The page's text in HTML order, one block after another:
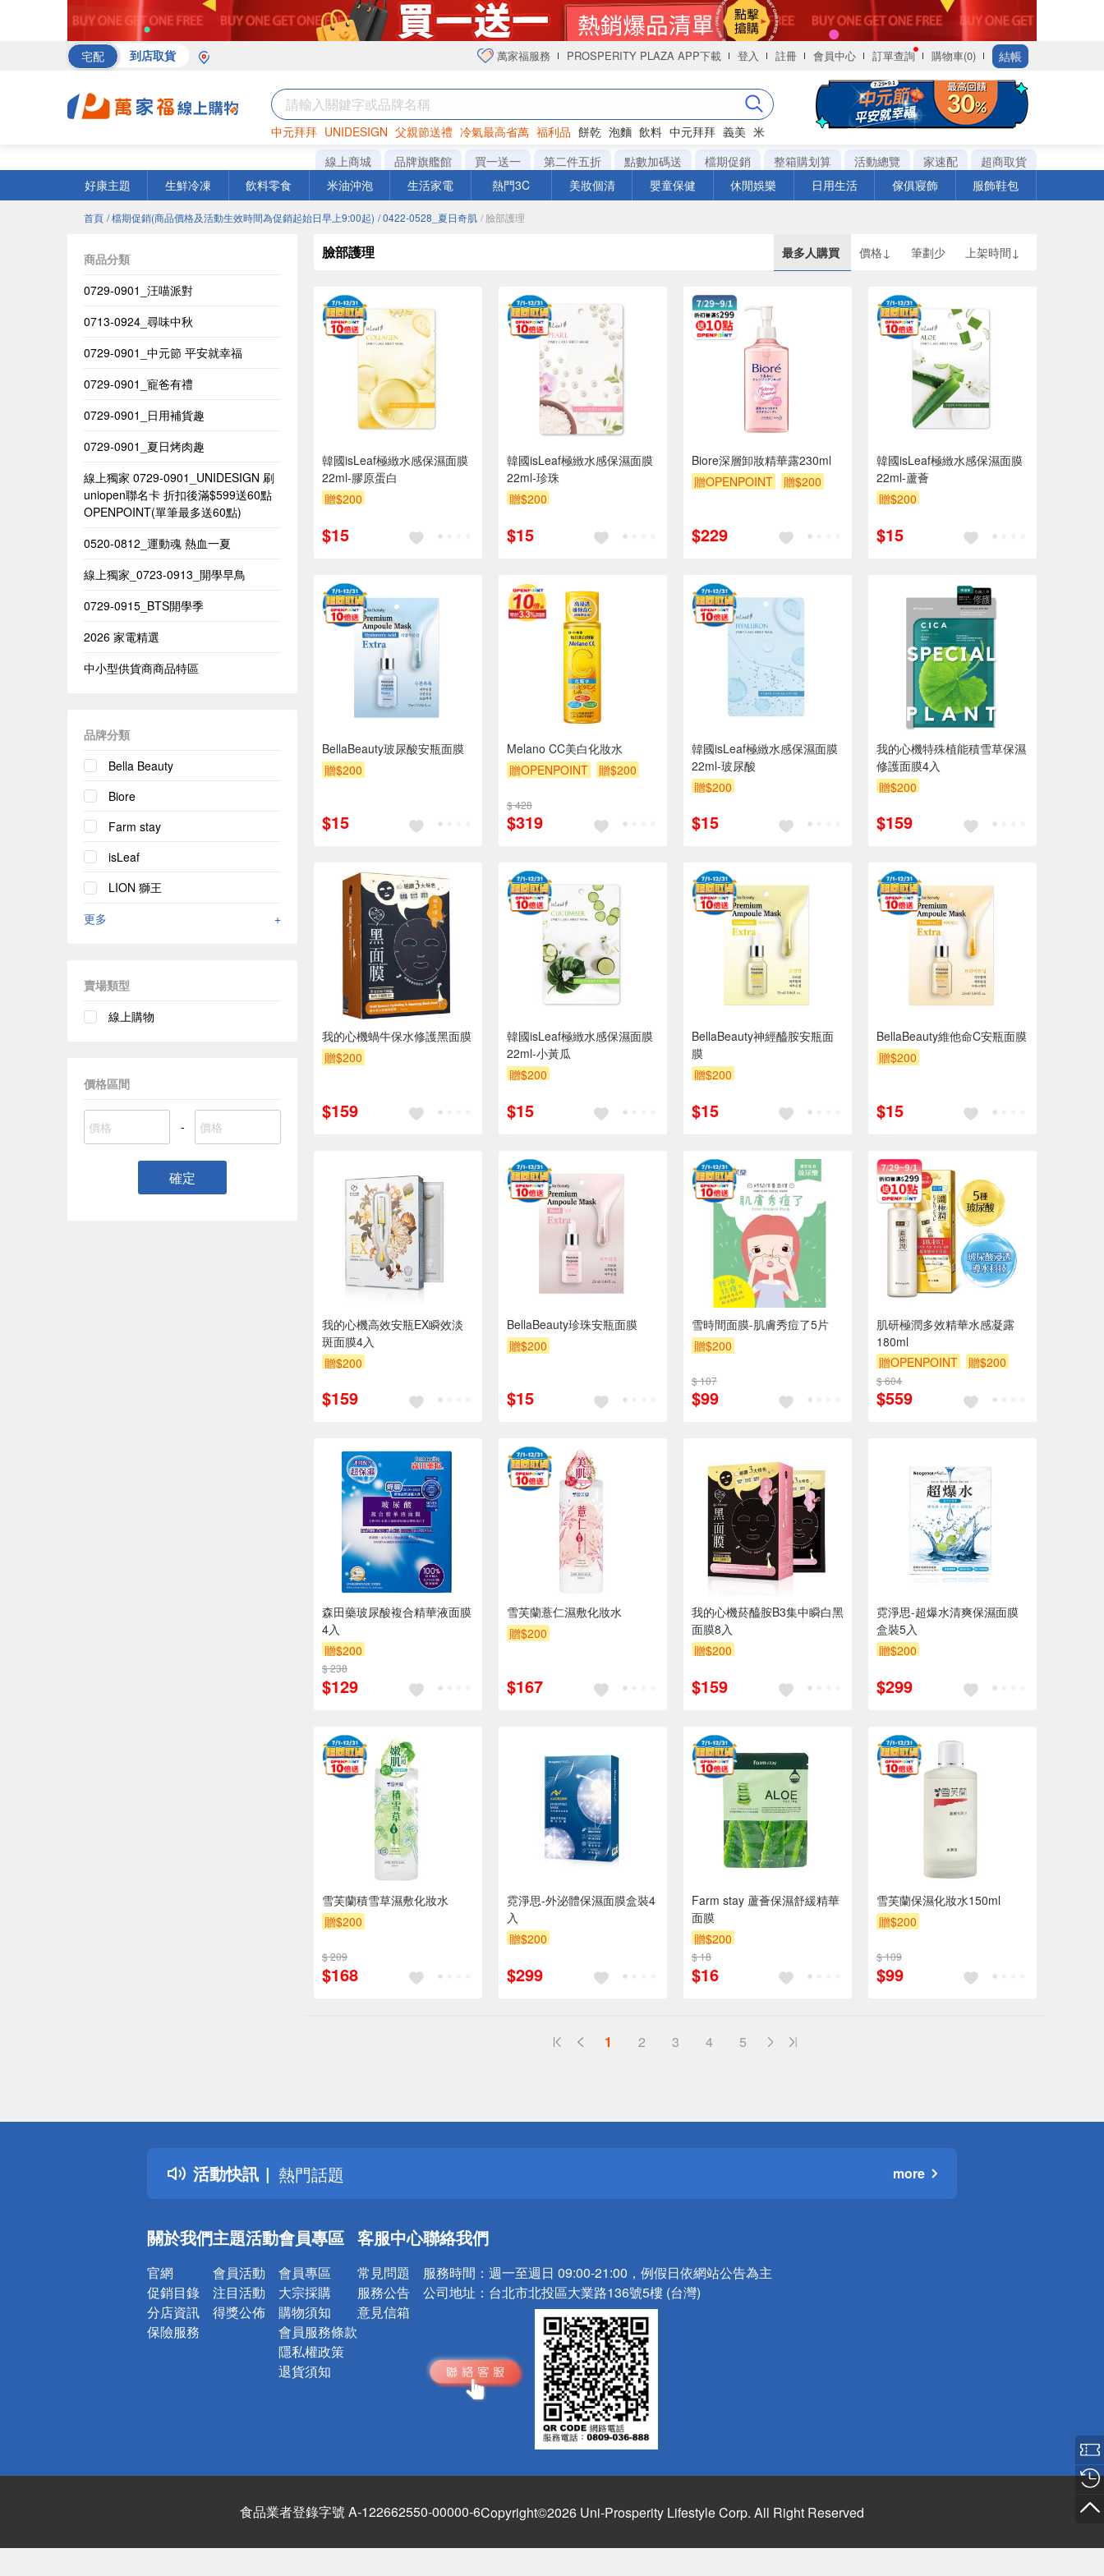
宅配 到店取貨 萬家福服務 PROSPERITY PLAZA APP下載 登入 註冊 會員中心 訂單查詢 購物車(0) 結帳
中元拜拜 UNIDESIGN 父親節送禮 冷氣最高省萬 福利品 餅乾 泡麵 飲料 中元拜拜 義美 米
巧克力 罐頭 衛生紙
線上商城 品牌旗艦館 買一送一 第二件五折 點數加碼送 檔期促銷 整箱購划算 活動總覽 家速配
超商取貨
好康主題
生鮮冷凍 飲料零食 米油沖泡 生活家電 熱門3C 美妝個清 嬰童保健 休閒娛樂 日用生活 傢俱寢飾 服飾鞋包
首頁 / 檔期促銷(商品價格及活動生效時間為促銷起始日早上9:00起) / 0422-0528_夏日奇肌 / 臉部護理
商品分類
0729-0901_汪喵派對
0713-0924_尋味中秋
0729-0901_中元節 平安就幸福
0729-0901_寵爸有禮
0729-0901_日用補貨趣
0729-0901_夏日烤肉趣
線上獨家 0729-0901_UNIDESIGN​ 刷
uniopen聯名卡 折扣後滿$599送60點
OPENPOINT(單筆最多送60點)​
0520-0812_運動魂 熱血一夏
線上獨家_0723-0913_開學早鳥
0729-0915_BTS開學季
2026 家電精選
中小型供貨商商品特區
品牌分類
Bella Beauty
Biore
Farm stay
isLeaf
LION 獅王
更多
+
賣場類型
線上購物
價格區間
-
確定
臉部護理 最多人購買 價格↓ 筆劃少 上架時間↓
韓國isLeaf極緻水感保濕面膜
22ml-膠原蛋白
贈$200
$15
韓國isLeaf極緻水感保濕面膜
22ml-珍珠
贈$200
$15
Biore深層卸妝精華露230ml
贈OPENPOINT
贈$200
$229
韓國isLeaf極緻水感保濕面膜
22ml-蘆薈
贈$200
$15
BellaBeauty玻尿酸安瓶面膜
贈$200
$15
Melano CC美白化妝水
贈OPENPOINT
贈$200
$ 428
$319
韓國isLeaf極緻水感保濕面膜
22ml-玻尿酸
贈$200
$15
我的心機特殊植能積雪草保濕
修護面膜4入
贈$200
$159
我的心機蝸牛保水修護黑面膜
贈$200
$159
韓國isLeaf極緻水感保濕面膜
22ml-小黃瓜
贈$200
$15
BellaBeauty神經醯胺安瓶面
膜
贈$200
$15
BellaBeauty維他命C安瓶面膜
贈$200
$15
我的心機高效安瓶EX瞬效淡
斑面膜4入
贈$200
$159
BellaBeauty珍珠安瓶面膜
贈$200
$15
雪時間面膜-肌膚秀痘了5片
贈$200
$ 107
$99
肌研極潤多效精華水感凝露
180ml
贈OPENPOINT
贈$200
$ 604
$559
森田藥玻尿酸複合精華液面膜
4入
贈$200
$ 238
$129
雪芙蘭薏仁濕敷化妝水
贈$200
$167
我的心機菸醯胺B3集中瞬白黑
面膜8入
贈$200
$159
霓淨思-超爆水清爽保濕面膜
盒裝5入
贈$200
$299
雪芙蘭積雪草濕敷化妝水
贈$200
$ 209
$168
霓淨思-外泌體保濕面膜盒裝4
入
贈$200
$299
Farm stay 蘆薈保濕舒緩精華
面膜
贈$200
$ 18
$16
雪芙蘭保濕化妝水150ml
贈$200
$ 109
$99
1 2 3 4 5
活動快訊
詐騙網頁！請小心！
得獎公告
熱門話題
銀行優惠
詐騙網頁！請小心！
more
關於我們
官網
促銷目錄
分店資訊
保險服務
主題活動
會員活動
注目活動
得獎公佈
會員專區
會員專區
大宗採購
購物須知
會員服務條款
隱私權政策
退貨須知
客服中心
常見問題
服務公告
意見信箱
聯絡我們
服務時間： 週一至週日 09:00-21:00，例假日依網站公告為主
公司地址： 台北市北投區大業路136號5樓 (台灣)
食品業者登錄字號 A-122662550-00000-6Copyright©2026 Uni-Prosperity Lifestyle Corp. All Right Reserved